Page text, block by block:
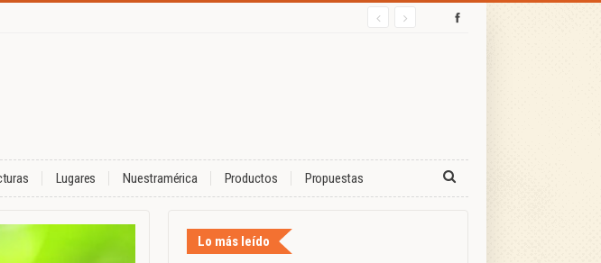
Lugares Nuestramérica Productos Propuestas
Lo más leído